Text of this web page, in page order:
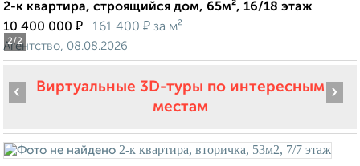
2/2
2-к квартира, строящийся дом, 65м², 16/18 этаж
10 400 000 ₽ 161 400 ₽ за м²
Агентство, 08.08.2026
Виртуальные 3D-туры по интересным
местам
‹ ›